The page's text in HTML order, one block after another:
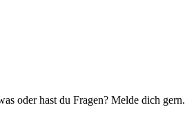
oder hast du Fragen? Melde dich gern.